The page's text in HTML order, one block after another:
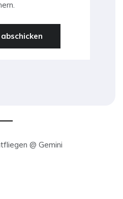
@ Gemini